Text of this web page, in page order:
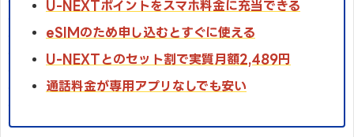
U-NEXTポイントをスマホ料金に充当できる
eSIMのため申し込むとすぐに使える
U-NEXTとのセット割で実質月額2,489円
通話料金が専用アプリなしでも安い